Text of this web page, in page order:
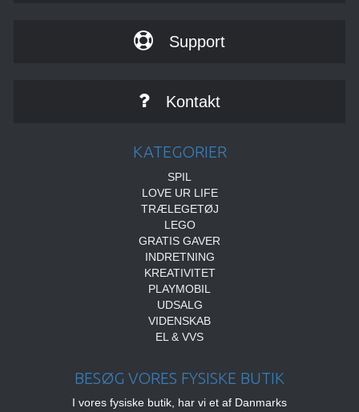
Support
Kontakt
KATEGORIER
SPIL
LOVE UR LIFE
TRÆLEGETØJ
LEGO
GRATIS GAVER
INDRETNING
KREATIVITET
PLAYMOBIL
UDSALG
VIDENSKAB
EL & VVS
BESØG VORES FYSISKE BUTIK
I vores fysiske butik, har vi et af Danmarks